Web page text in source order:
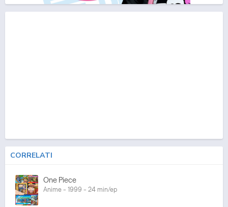
CORRELATI
One Piece
Anime - 1999 - 24 min/ep